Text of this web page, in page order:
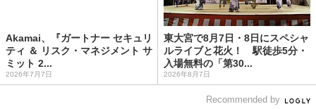
Akamai、『ガートナー セキュリ
ティ ＆ リスク・マネジメント サ
ミット 2...
2026年7月7日
東大宮で8月7日・8日にスペシャ
ルライブと花火！ 駅徒歩5分・
入場無料の「第30...
2026年8月7日
Recommended by